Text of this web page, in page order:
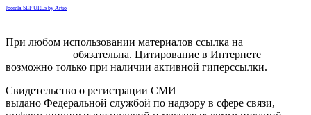
Joomla SEF URLs by Artio
При любом использовании материалов ссылка на
обязательна. Цитирование в Интернете
возможно только при наличии активной гиперссылки.
Свидетельство о регистрации СМИ
выдано Федеральной службой по надзору в сфере связи,